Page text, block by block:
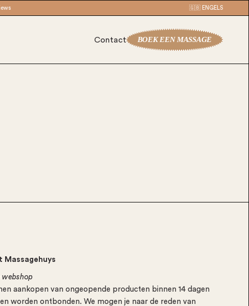
🇬🇧 ENGELS
Contact BOEK EEN MASSAGE
Massagehuys
webshop
aankopen van ongeopende producten binnen 14 dagen
worden ontbonden. We mogen je naar de reden van